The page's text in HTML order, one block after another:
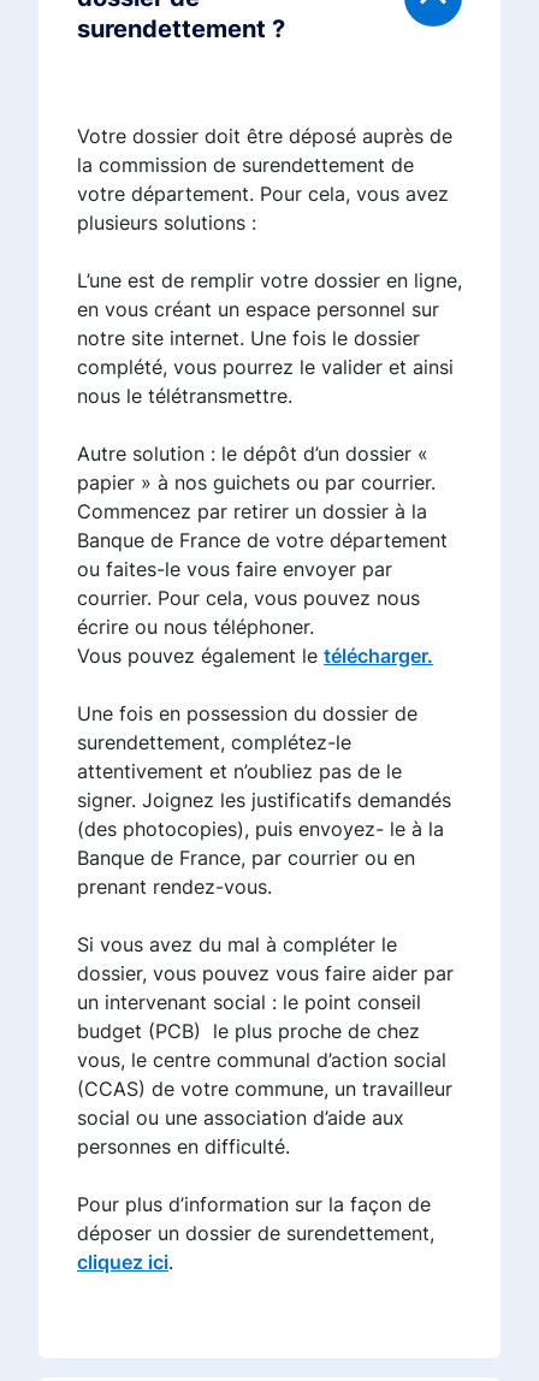
surendettement ?
Votre dossier doit être déposé auprès de
la commission de surendettement de
votre département. Pour cela, vous avez
plusieurs solutions :
L’une est de remplir votre dossier en ligne,
en vous créant un espace personnel sur
notre site internet. Une fois le dossier
complété, vous pourrez le valider et ainsi
nous le télétransmettre.
Autre solution : le dépôt d’un dossier «
papier » à nos guichets ou par courrier.
Commencez par retirer un dossier à la
Banque de France de votre département
ou faites-le vous faire envoyer par
courrier. Pour cela, vous pouvez nous
écrire ou nous téléphoner.
Vous pouvez également le télécharger.
Une fois en possession du dossier de
surendettement, complétez-le
attentivement et n’oubliez pas de le
signer. Joignez les justificatifs demandés
(des photocopies), puis envoyez- le à la
Banque de France, par courrier ou en
prenant rendez-vous.
Si vous avez du mal à compléter le
dossier, vous pouvez vous faire aider par
un intervenant social : le point conseil
budget (PCB) le plus proche de chez
vous, le centre communal d’action social
(CCAS) de votre commune, un travailleur
social ou une association d’aide aux
personnes en difficulté.
Pour plus d’information sur la façon de
déposer un dossier de surendettement,
cliquez ici.